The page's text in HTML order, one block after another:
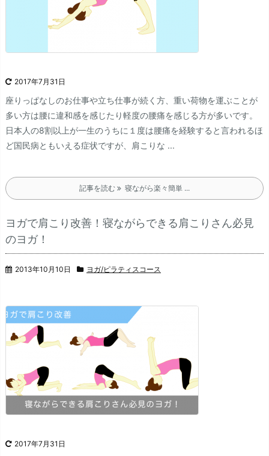
2017年7月31日
座りっぱなしのお仕事や立ち仕事が続く方、重い荷物を運ぶことが
多い方は腰に違和感を感じたり軽度の腰痛を感じる方が多いです。
日本人の8割以上が一生のうちに１度は腰痛を経験すると言われるほ
ど国民病ともいえる症状ですが、肩こりな ...
記事を読む 寝ながら楽々簡単 ...
ヨガで肩こり改善！寝ながらできる肩こりさん必見
のヨガ！
2013年10月10日 ヨガ/ピラティスコース
2017年7月31日